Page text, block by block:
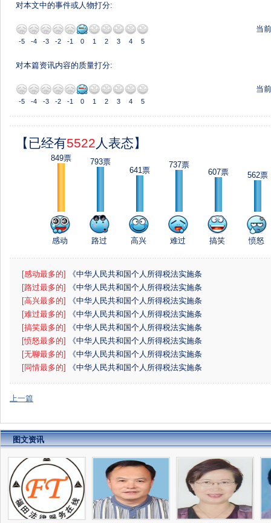
对本文中的事件或人物打分:
-5 -4 -3 -2 -1 0 1 2 3 4 5
当
对本篇资讯内容的质量打分:
-5 -4 -3 -2 -1 0 1 2 3 4 5
当
【已经有5522 人表态】
849票
感动
793票
路过
641票
高兴
737票
难过
607票
搞笑
562票
愤怒
[感动最多的]
《中华人民共和国个人所得税法实施条
例》
[路过最多的]
《中华人民共和国个人所得税法实施条
例》
[高兴最多的]
《中华人民共和国个人所得税法实施条
例》
[难过最多的]
《中华人民共和国个人所得税法实施条
例》
[搞笑最多的]
《中华人民共和国个人所得税法实施条
例》
[愤怒最多的]
《中华人民共和国个人所得税法实施条
例》
[无聊最多的]
《中华人民共和国个人所得税法实施条
例》
[同情最多的]
《中华人民共和国个人所得税法实施条
例》
上一篇
图文资讯